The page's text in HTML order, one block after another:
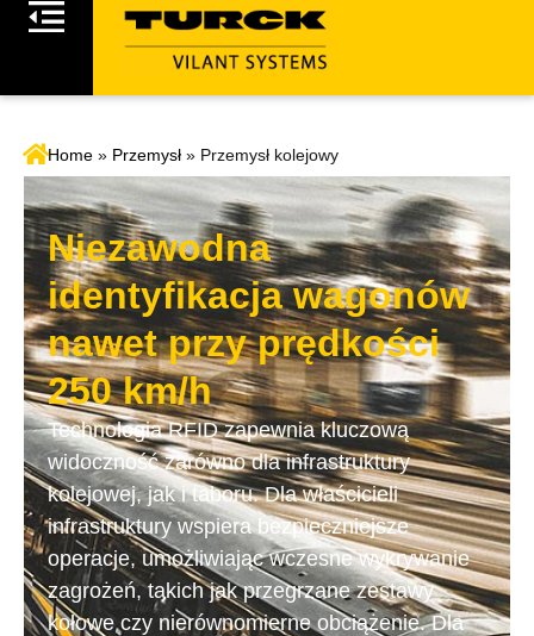
Home » Przemysł » Przemysł kolejowy
Niezawodna
identyfikacja wagonów
nawet przy prędkości
250 km/h
Technologia RFID zapewnia kluczową
widoczność zarówno dla infrastruktury
kolejowej, jak i taboru. Dla właścicieli
infrastruktury wspiera bezpieczniejsze
operacje, umożliwiając wczesne wykrywanie
zagrożeń, takich jak przegrzane zestawy
kołowe czy nierównomierne obciążenie. Dla